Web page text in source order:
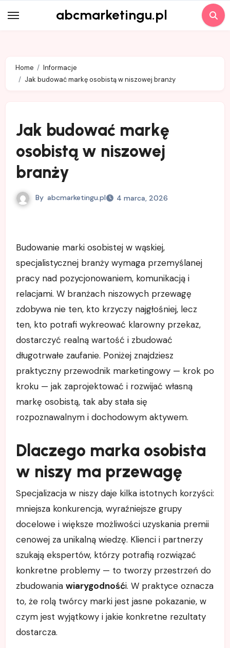
to
abcmarketingu.pl
Home
Informacje
Jak budować markę osobistą w niszowej branży
Jak budować markę
osobistą w niszowej
branży
By abcmarketingu.pl 4 marca, 2026
Budowanie marki osobistej w wąskiej,
specjalistycznej branży wymaga przemyślanej
pracy nad pozycjonowaniem, komunikacją i
relacjami. W branżach niszowych przewagę
zdobywa nie ten, kto krzyczy najgłośniej, lecz
ten, kto potrafi wykreować klarowny przekaz,
dostarczyć realną wartość i zbudować
długotrwałe zaufanie. Poniżej znajdziesz
praktyczny przewodnik marketingowy — krok po
kroku — jak zaprojektować i rozwijać własną
markę osobistą, tak aby stała się
rozpoznawalnym i dochodowym aktywem.
Dlaczego marka osobista
w niszy ma przewagę
Specjalizacja w niszy daje kilka istotnych korzyści:
mniejsza konkurencja, wyraźniejsze grupy
docelowe i większe możliwości uzyskania premii
cenowej za unikalną wiedzę. Klienci i partnerzy
szukają ekspertów, którzy potrafią rozwiązać
konkretne problemy — to tworzy przestrzeń do
zbudowania wiarygodnośći. W praktyce oznacza
to, że rolą twórcy marki jest jasne pokazanie, w
czym jest wyjątkowy i jakie konkretne rezultaty
dostarcza.